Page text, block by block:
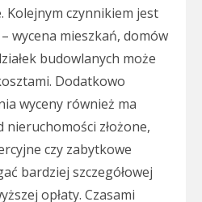
Kolejnym czynnikiem jest
wycena mieszkań, domów
budowlanych może
Dodatkowo
wyceny również ma
nieruchomości złożone,
czy zabytkowe
bardziej szczegółowej
opłaty. Czasami